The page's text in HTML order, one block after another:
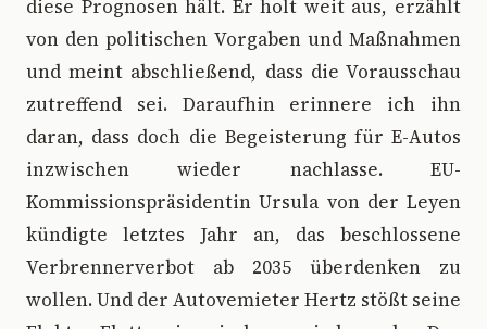
diese Prognosen hält. Er holt weit aus, erzählt
von den politischen Vorgaben und Maßnahmen
und meint abschließend, dass die Vorausschau
zutreffend sei. Daraufhin erinnere ich ihn
daran, dass doch die Begeisterung für E-Autos
inzwischen wieder nachlasse. EU-
Kommissionspräsidentin Ursula von der Leyen
kündigte letztes Jahr an, das beschlossene
Verbrennerverbot ab 2035 überdenken zu
wollen. Und der Autovemieter Hertz stößt seine